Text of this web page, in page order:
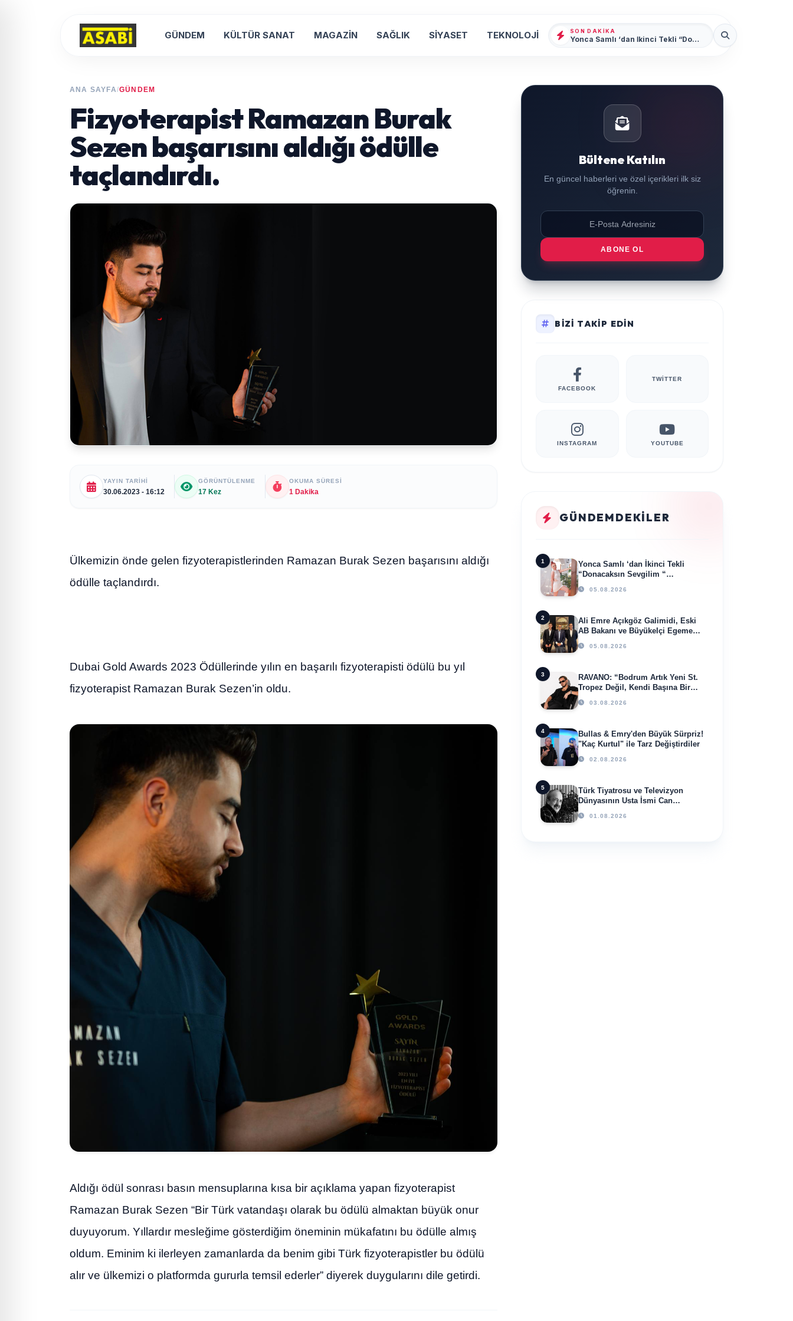
GÜNDEM KÜLTÜR SANAT MAGAZİN SAĞLIK SİYASET TEKNOLOJİ SON DAKIKA
Yonca Samlı ‘dan İkinci Tekli “Donacaksın Sevgilim “ yayımlandı
ANA SAYFA/GÜNDEM
Fizyoterapist Ramazan Burak
Sezen başarısını aldığı ödülle
taçlandırdı.
YAYIN TARIHI
30.06.2023 - 16:12
GÖRÜNTÜLENME
17 Kez
OKUMA SÜRESI
1 Dakika
Ülkemizin önde gelen fizyoterapistlerinden Ramazan Burak Sezen başarısını aldığı
ödülle taçlandırdı.
Dubai Gold Awards 2023 Ödüllerinde yılın en başarılı fizyoterapisti ödülü bu yıl
fizyoterapist Ramazan Burak Sezen’in oldu.
Aldığı ödül sonrası basın mensuplarına kısa bir açıklama yapan fizyoterapist
Ramazan Burak Sezen “Bir Türk vatandaşı olarak bu ödülü almaktan büyük onur
duyuyorum. Yıllardır mesleğime gösterdiğim öneminin mükafatını bu ödülle almış
oldum. Eminim ki ilerleyen zamanlarda da benim gibi Türk fizyoterapistler bu ödülü
alır ve ülkemizi o platformda gururla temsil ederler” diyerek duygularını dile getirdi.
Bültene Katılın
En güncel haberleri ve özel içerikleri ilk siz
öğrenin.
ABONE OL
BIZI TAKIP EDIN
FACEBOOK
TWITTER
INSTAGRAM YOUTUBE
GÜNDEMDEKILER
1
Yonca Samlı ‘dan İkinci Tekli
“Donacaksın Sevgilim “
yayımlandı
05.08.2026
2
Ali Emre Açıkgöz Galimidi, Eski
AB Bakanı ve Büyükelçi Egemen
Bağış ile Bir Araya Geldi
05.08.2026
3
RAVANO: “Bodrum Artık Yeni St.
Tropez Değil, Kendi Başına Bir
Referans”
03.08.2026
4
Bullas & Emry'den Büyük Sürpriz!
"Kaç Kurtul" ile Tarz Değiştirdiler
02.08.2026
5
Türk Tiyatrosu ve Televizyon
Dünyasının Usta İsmi Can
Kolukısa Hayatını Kaybetti
01.08.2026